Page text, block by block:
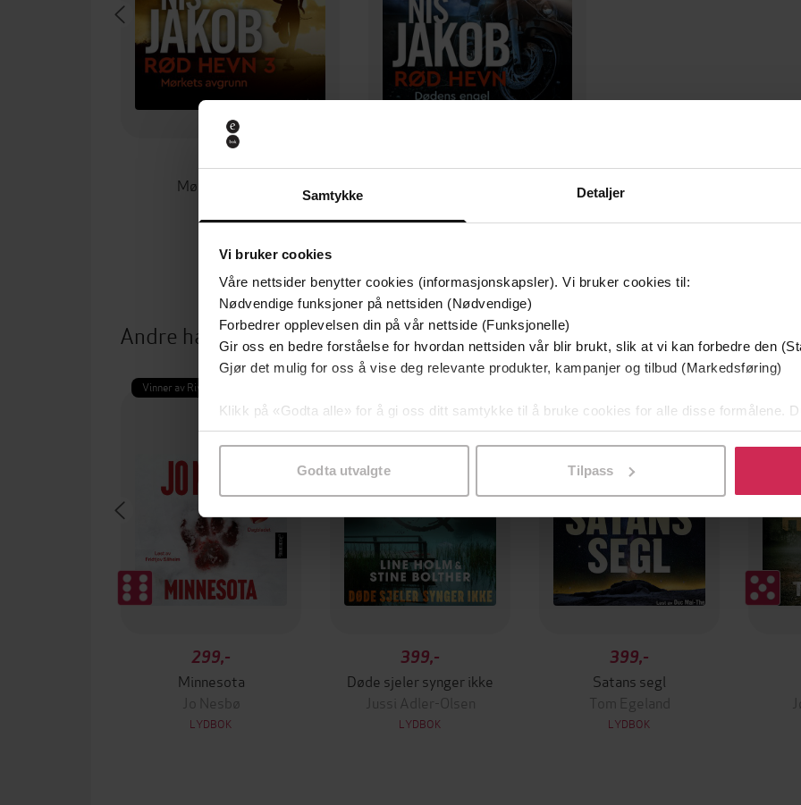
Samtykke Detaljer
Vi bruker cookies
Våre nettsider benytter cookies (informasjonskapsler). Vi bruker cookies til:
Nødvendige funksjoner på nettsiden (Nødvendige)
Forbedrer opplevelsen din på vår nettside (Funksjonelle)
Gir oss en bedre forståelse for hvordan nettsiden vår blir brukt, slik at vi kan forbedre den
Gjør det mulig for oss å vise deg relevante produkter, kampanjer og tilbud (Markedsføring)
Klikk på «Godta alle» for å gi oss ditt samtykke til å bruke cookies for alle disse formålene.
samtykke til spesifikke formål ved å klikke på «Tilpass». Du kan når som helst trekke
Godta utvalgte Tilpass
Mørkets avgrunn
LYDBOK LYDBOK
Andre har også kjøpt
Vinner av Rivertonprisen
299,-
Minnesota
Jo Nesbø
LYDBOK
399,-
Døde sjeler synger ikke
Jussi Adler-Olsen
LYDBOK
399,-
Satans segl
Tom Egeland
LYDBOK